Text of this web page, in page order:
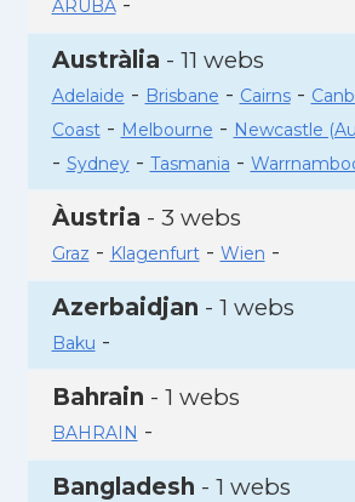
ARUBA
Austràlia - 11 webs
Adelaide - Brisbane - Cairns-
Coast- Melbourne - Newcastle
- Sydney- Tasmania -
Àustria - 3 webs
Graz - Klagenfurt- Wien -
Azerbaidjan - 1 webs
Baku -
Bahrain - 1 webs
BAHRAIN -
Bangladesh - 1 webs